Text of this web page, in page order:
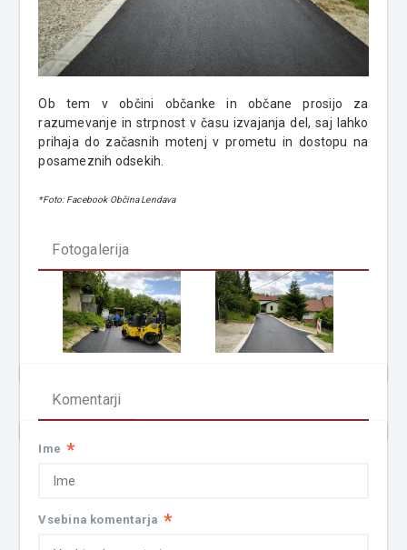
Ob tem v občini občanke in občane prosijo za
razumevanje in strpnost v času izvajanja del, saj lahko
prihaja do začasnih motenj v prometu in dostopu na
posameznih odsekih.
*Foto: Facebook Občina Lendava
Fotogalerija
Komentarji
Ime *
Vsebina komentarja *